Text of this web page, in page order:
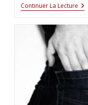
Continuer La Lecture Le